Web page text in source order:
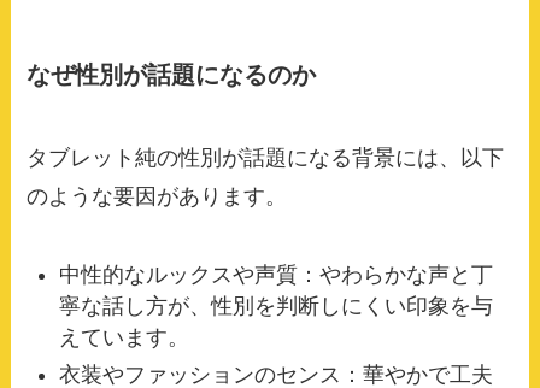
なぜ性別が話題になるのか
タブレット純の性別が話題になる背景には、以下
のような要因があります。
中性的なルックスや声質：やわらかな声と丁
寧な話し方が、性別を判断しにくい印象を与
えています。
衣装やファッションのセンス：華やかで工夫